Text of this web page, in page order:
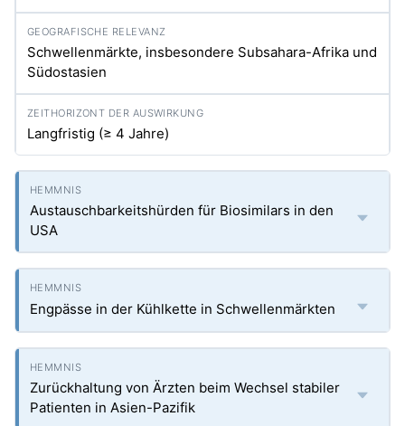
Schwellenmärkte, insbesondere Subsahara-Afrika und
Südostasien
Langfristig (≥ 4 Jahre)
Austauschbarkeitshürden für Biosimilars in den
USA
Engpässe in der Kühlkette in Schwellenmärkten
Zurückhaltung von Ärzten beim Wechsel stabiler
Patienten in Asien-Pazifik